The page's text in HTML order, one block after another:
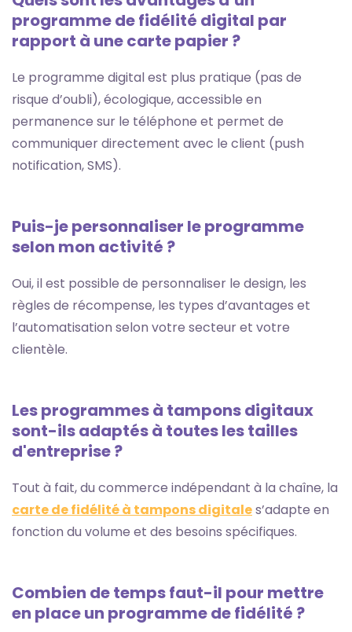
programme de fidélité digital par
rapport à une carte papier ?
Le programme digital est plus pratique (pas de
risque d’oubli), écologique, accessible en
permanence sur le téléphone et permet de
communiquer directement avec le client (push
notification, SMS).
Puis-je personnaliser le programme
selon mon activité ?
Oui, il est possible de personnaliser le design, les
règles de récompense, les types d’avantages et
l’automatisation selon votre secteur et votre
clientèle.
Les programmes à tampons digitaux
sont-ils adaptés à toutes les tailles
d'entreprise ?
Tout à fait, du commerce indépendant à la chaîne, la
carte de fidélité à tampons digitales’adapte en
fonction du volume et des besoins spécifiques.
Combien de temps faut-il pour mettre
en place un programme de fidélité ?